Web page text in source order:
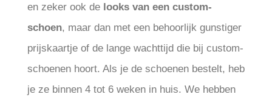
en zeker ook de looks van een custom-
schoen, maar dan met een behoorlijk gunstiger
prijskaartje of de lange wachttijd die bij custom-
schoenen hoort. Als je de schoenen bestelt, heb
je ze binnen 4 tot 6 weken in huis. We hebben